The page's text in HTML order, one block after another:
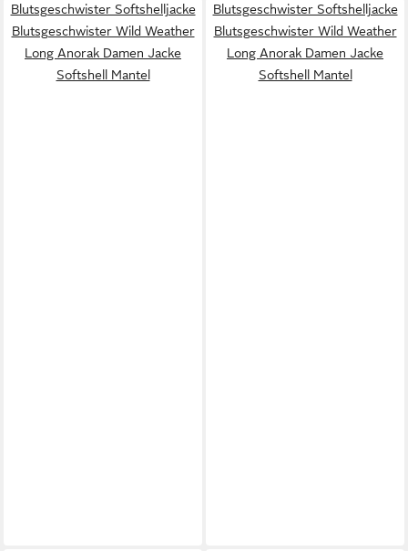
Blutsgeschwister Softshelljacke
Blutsgeschwister Wild Weather
Long Anorak Damen Jacke
Softshell Mantel
Blutsgeschwister Softshelljacke
Blutsgeschwister Wild Weather
Long Anorak Damen Jacke
Softshell Mantel